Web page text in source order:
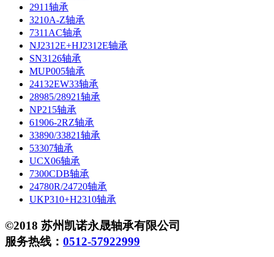
2911轴承
3210A-Z轴承
7311AC轴承
NJ2312E+HJ2312E轴承
SN3126轴承
MUP005轴承
24132EW33轴承
28985/28921轴承
NP215轴承
61906-2RZ轴承
33890/33821轴承
53307轴承
UCX06轴承
7300CDB轴承
24780R/24720轴承
UKP310+H2310轴承
©2018 苏州凯诺永晟轴承有限公司
服务热线： 0512-57922999